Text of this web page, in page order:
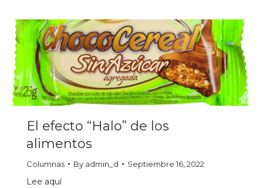
El efecto “Halo” de los
alimentos
Columnas By admin_d Septiembre 16, 2022
Lee aquí